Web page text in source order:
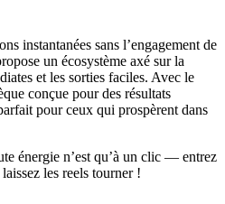
instantanées sans l’engagement de
un écosystème axé sur la
et les sorties faciles. Avec le
conçue pour des résultats
pour ceux qui prospèrent dans
énergie n’est qu’à un clic — entrez
les reels tourner !